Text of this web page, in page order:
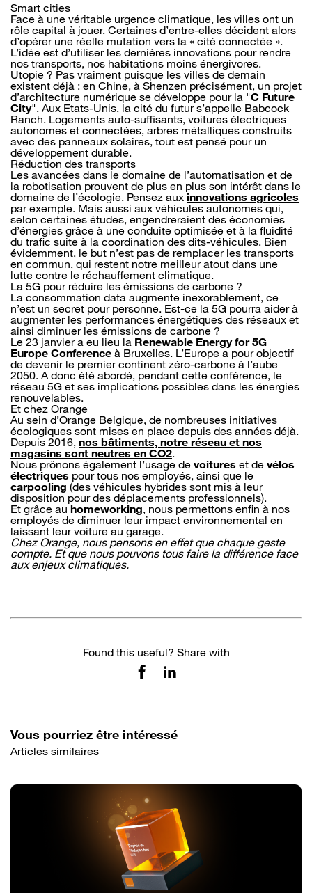
Smart cities
Face à une véritable urgence climatique, les villes ont un
rôle capital à jouer. Certaines d’entre-elles décident alors
d’opérer une réelle mutation vers la « cité connectée ».
L’idée est d’utiliser les dernières innovations pour rendre
nos transports, nos habitations moins énergivores.
Utopie ? Pas vraiment puisque les villes de demain
existent déjà : en Chine, à Shenzen précisément, un projet
d’architecture numérique se développe pour la "C Future
City". Aux Etats-Unis, la cité du futur s’appelle Babcock
Ranch. Logements auto-suffisants, voitures électriques
autonomes et connectées, arbres métalliques construits
avec des panneaux solaires, tout est pensé pour un
développement durable.
Réduction des transports
Les avancées dans le domaine de l’automatisation et de
la robotisation prouvent de plus en plus son intérêt dans le
domaine de l’écologie. Pensez aux innovations agricoles
par exemple. Mais aussi aux véhicules autonomes qui,
selon certaines études, engendreraient des économies
d’énergies grâce à une conduite optimisée et à la fluidité
du trafic suite à la coordination des dits-véhicules. Bien
évidemment, le but n’est pas de remplacer les transports
en commun, qui restent notre meilleur atout dans une
lutte contre le réchauffement climatique.
La 5G pour réduire les émissions de carbone ?
La consommation data augmente inexorablement, ce
n’est un secret pour personne. Est-ce la 5G pourra aider à
augmenter les performances énergétiques des réseaux et
ainsi diminuer les émissions de carbone ?
Le 23 janvier a eu lieu la Renewable Energy for 5G
Europe Conference à Bruxelles. L’Europe a pour objectif
de devenir le premier continent zéro-carbone à l’aube
2050. A donc été abordé, pendant cette conférence, le
réseau 5G et ses implications possibles dans les énergies
renouvelables.
Et chez Orange
Au sein d’Orange Belgique, de nombreuses initiatives
écologiques sont mises en place depuis des années déjà.
Depuis 2016, nos bâtiments, notre réseau et nos
magasins sont neutres en CO2.
Nous prônons également l’usage de voitures et de vélos
électriques pour tous nos employés, ainsi que le
carpooling (des véhicules hybrides sont mis à leur
disposition pour des déplacements professionnels).
Et grâce au homeworking, nous permettons enfin à nos
employés de diminuer leur impact environnemental en
laissant leur voiture au garage.
Chez Orange, nous pensons en effet que chaque geste
compte. Et que nous pouvons tous faire la différence face
aux enjeux climatiques.
Found this useful? Share with
Vous pourriez être intéressé
Articles similaires